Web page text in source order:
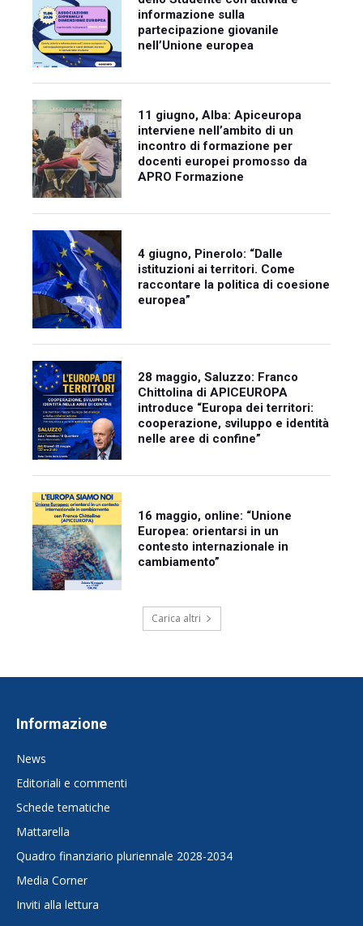
informazione sulla
partecipazione giovanile
nell’Unione europea
11 giugno, Alba: Apiceuropa
interviene nell’ambito di un
incontro di formazione per
docenti europei promosso da
APRO Formazione
4 giugno, Pinerolo: “Dalle
istituzioni ai territori. Come
raccontare la politica di coesione
europea”
28 maggio, Saluzzo: Franco
Chittolina di APICEUROPA
introduce “Europa dei territori:
cooperazione, sviluppo e identità
nelle aree di confine”
16 maggio, online: “Unione
Europea: orientarsi in un
contesto internazionale in
cambiamento”
Carica altri
Informazione
News
Editoriali e commenti
Schede tematiche
Mattarella
Quadro finanziario pluriennale 2028-2034
Media Corner
Inviti alla lettura